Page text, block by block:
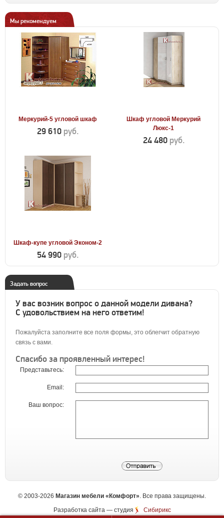
Мы рекомендуем
Меркурий-5 угловой шкаф
29 610 руб.
Шкаф угловой Меркурий
Люкс-1
24 480 руб.
Шкаф-купе угловой Эконом-2
54 990 руб.
Задать вопрос
У вас возник вопрос о данной модели дивана?
С удовольствием на него ответим!
Пожалуйста заполните все поля формы, это облегчит обратную
связь с вами.
Спасибо за проявленный интерес!
Представьтесь:
Email:
Ваш вопрос:
© 2003-2026 Магазин мебели «Комфорт». Все права защищены.
Разработка сайта— студия Сибирикс